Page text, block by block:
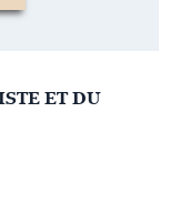
ET DU